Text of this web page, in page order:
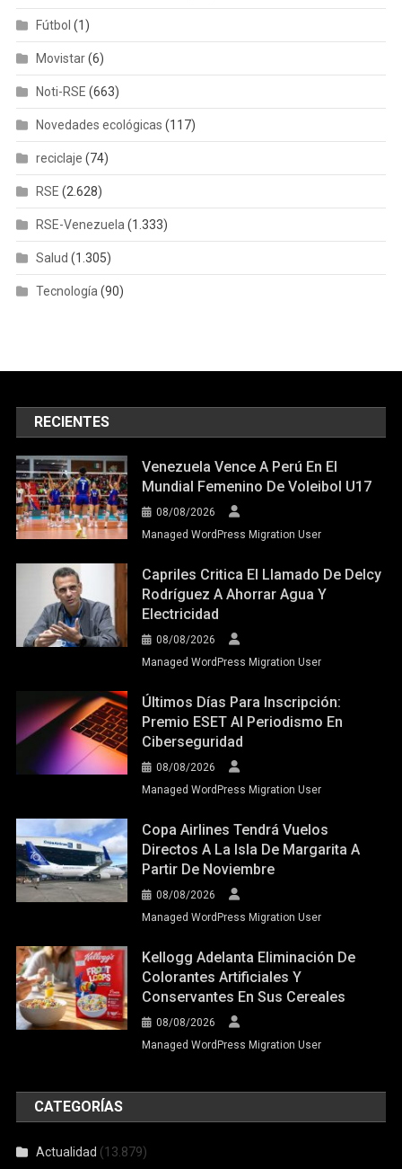
Fútbol (1)
Movistar(6)
Noti-RSE (663)
Novedades ecológicas (117)
reciclaje (74)
RSE (2.628)
RSE-Venezuela (1.333)
Salud (1.305)
Tecnología (90)
RECIENTES
Venezuela Vence A Perú En El
Mundial Femenino De Voleibol U17
08/08/2026
Managed WordPress Migration User
Capriles Critica El Llamado De Delcy
Rodríguez A Ahorrar Agua Y
Electricidad
08/08/2026
Managed WordPress Migration User
Últimos Días Para Inscripción:
Premio ESET Al Periodismo En
Ciberseguridad
08/08/2026
Managed WordPress Migration User
Copa Airlines Tendrá Vuelos
Directos A La Isla De Margarita A
Partir De Noviembre
08/08/2026
Managed WordPress Migration User
Kellogg Adelanta Eliminación De
Colorantes Artificiales Y
Conservantes En Sus Cereales
08/08/2026
Managed WordPress Migration User
CATEGORÍAS
Actualidad (13.879)